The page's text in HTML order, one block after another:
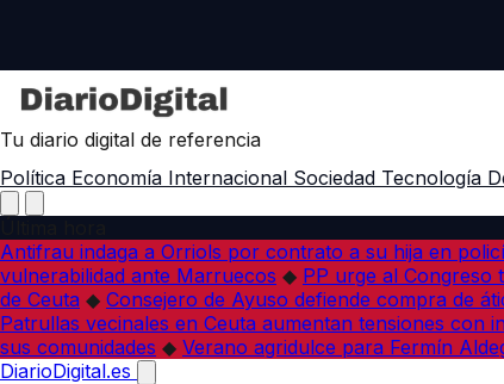
Tu diario digital de referencia
Política Economía Internacional Sociedad Tecnología
Antifrau indaga a Orriols por contrato a su hija en
vulnerabilidad ante Marruecos ◆ PP urge al Congreso
de Ceuta ◆ Consejero de Ayuso defiende compra de
Patrullas vecinales en Ceuta aumentan tensiones con
sus comunidades ◆ Verano agridulce para Fermín
DiarioDigital.es